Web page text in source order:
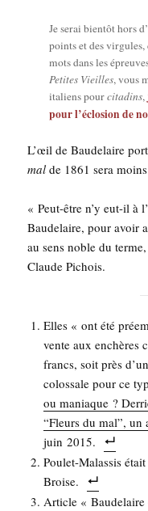
Je serai bien­tôt hors
points et des
mots dans les
Petites Vieilles, vous
ita­liens pourcita­dins,
pour l’éclosion de
L’œil de Bau­de­laire
mal de 1861 sera
« Peut-être n’y eut-il à
Bau­de­laire, pour avoir
au sens noble du
Claude Pichois.
Elles « ont été
vente aux
francs, soit près
colos­sale pour ce
ou maniaque ?
“Fleurs du mal”, un
juin 2015.
Pou­let-Malas­sis
Broise.
Article «